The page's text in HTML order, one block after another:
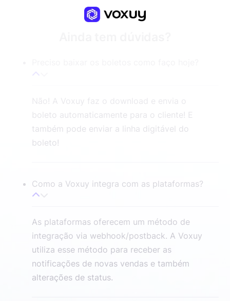
Não! A Voxuy faz o download e envia o
boleto automaticamente para o cliente! E
também pode enviar a linha digitável do
boleto!
Como a Voxuy integra com as plataformas?
As plataformas oferecem um método de
integração via webhook/postback. A Voxuy
utiliza esse método para receber as
notificações de novas vendas e também
alterações de status.